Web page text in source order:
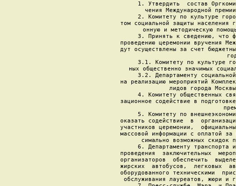
1. Утвердить  состав
чения Международной
2. Комитету по культуре
том социальной защиты населения
онную и методическую
3. Принять к сведению, что
проведению церемонии вручения
дут осуществлены за счет
3.1. Комитету по культуре
ных общественно значимых
3.2. Департаменту
на реализацию мероприятий
лидов города
4. Комитету общественных
зационное содействие в
5. Комитету по
оказать содействие  в
участников церемонии,
массовой информации с оплатой
симально возможных скидок
6. Департаменту транспорта
проведения  заключительных
организаторов  обеспечить
жирских  автобусов,  легковых
оборудованного техническими
обслуживания лауреатов, жюри и